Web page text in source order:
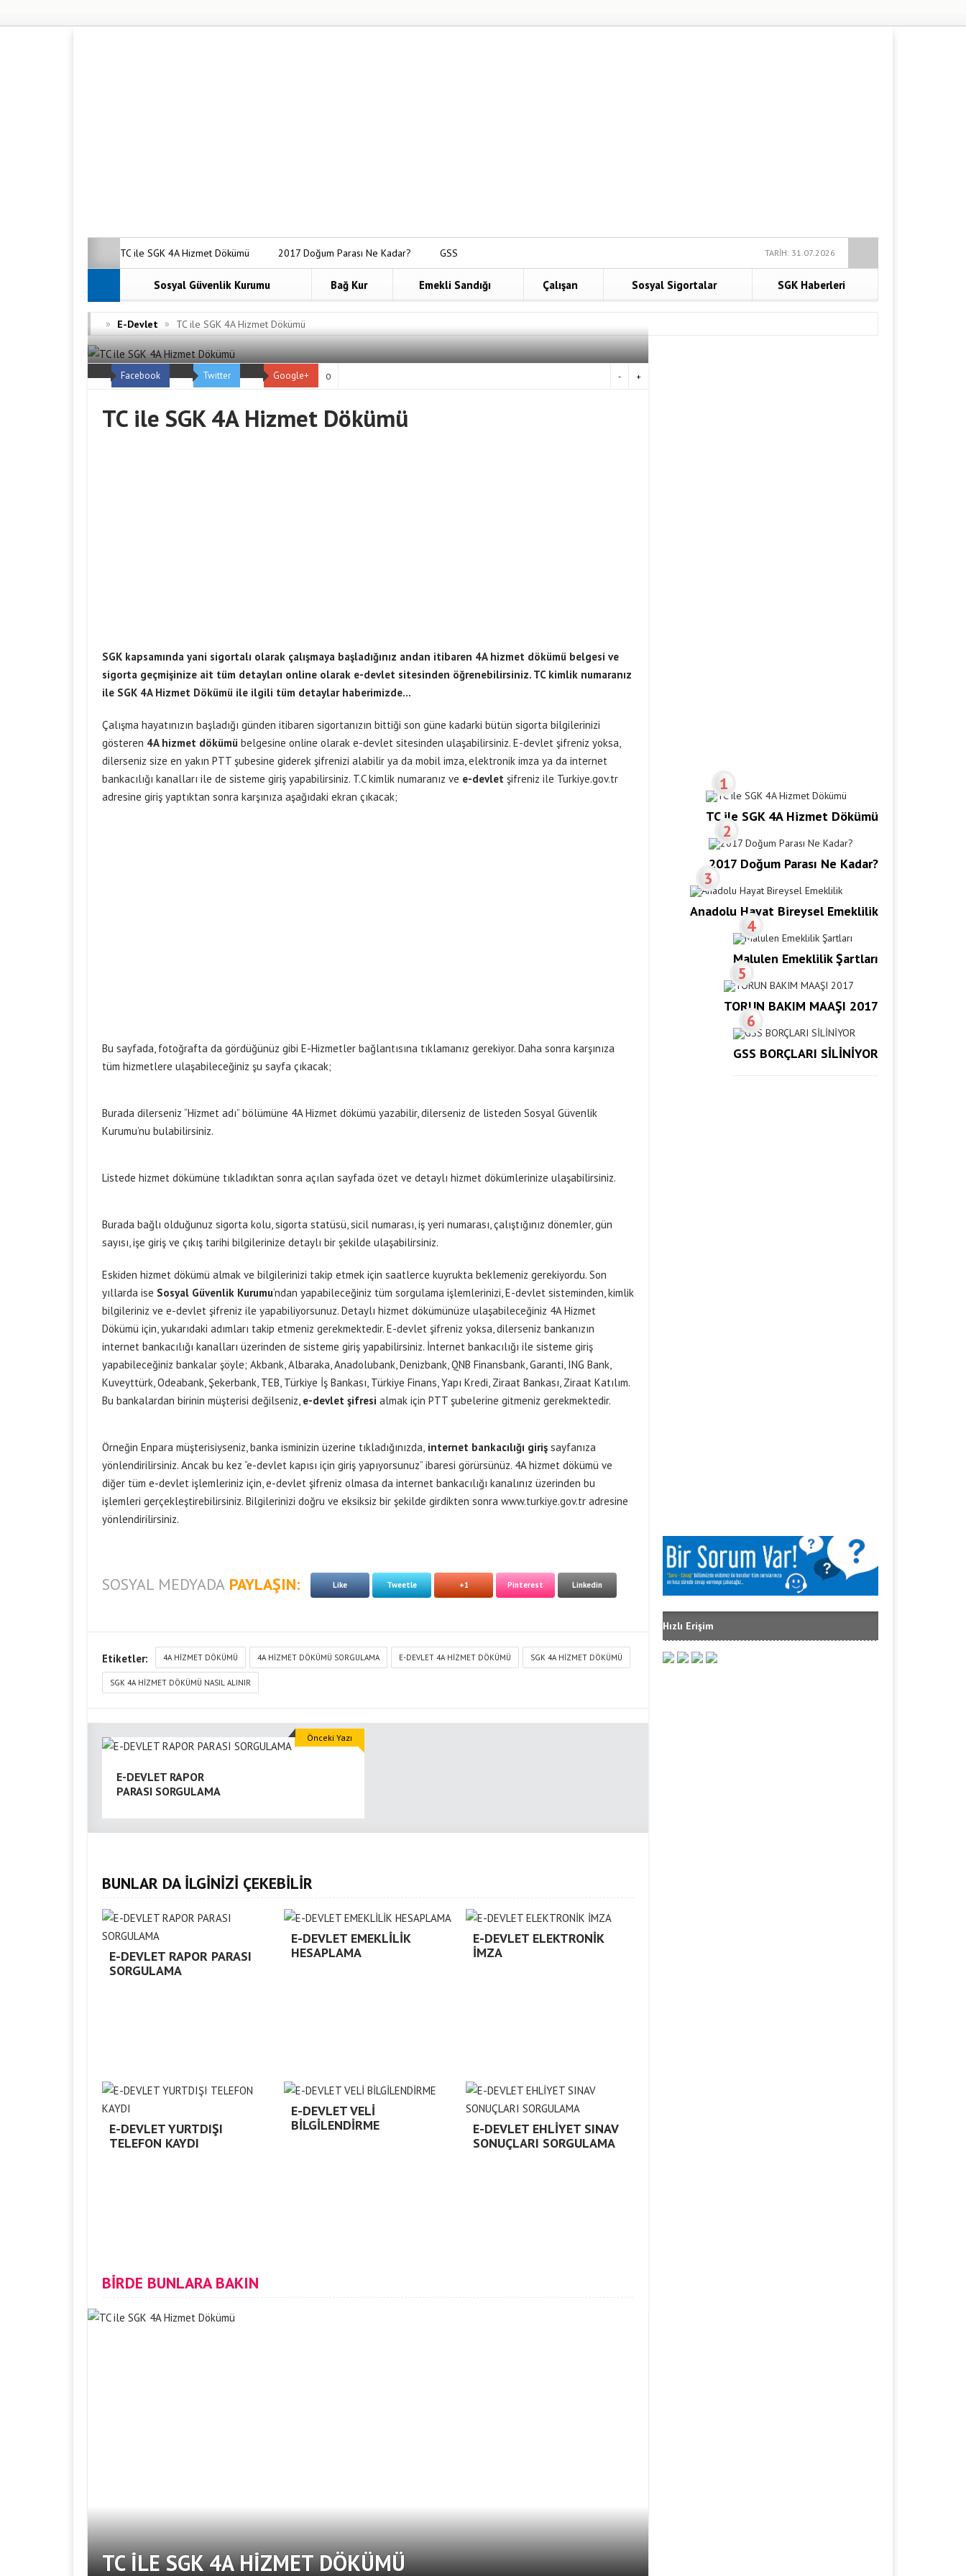
TC ile SGK 4A Hizmet Dökümü 2017 Doğum Parası Ne Kadar? GSS
Borç Sorgulama Nasıl Yapılır? Anadolu Hayat Bireysel Emeklilik
TARİH: 31.07.2026
Sosyal Güvenlik Kurumu Bağ Kur Emekli Sandığı Çalışan Sosyal Sigortalar SGK Haberleri
» E-Devlet » TC ile SGK 4A Hizmet Dökümü
Facebook Twitter Google+ 0 +
-
TC ile SGK 4A Hizmet Dökümü
SGK kapsamında yani sigortalı olarak çalışmaya başladığınız andan itibaren 4A hizmet dökümü belgesi ve
sigorta geçmişinize ait tüm detayları online olarak e-devlet sitesinden öğrenebilirsiniz. TC kimlik numaranız
ile SGK 4A Hizmet Dökümü ile ilgili tüm detaylar haberimizde…
Çalışma hayatınızın başladığı günden itibaren sigortanızın bittiği son güne kadarki bütün sigorta bilgilerinizi
gösteren 4A hizmet dökümü belgesine online olarak e-devlet sitesinden ulaşabilirsiniz. E-devlet şifreniz yoksa,
dilerseniz size en yakın PTT şubesine giderek şifrenizi alabilir ya da mobil imza, elektronik imza ya da internet
bankacılığı kanalları ile de sisteme giriş yapabilirsiniz. T.C kimlik numaranız ve e-devlet şifreniz ile Turkiye.gov.tr
adresine giriş yaptıktan sonra karşınıza aşağıdaki ekran çıkacak;
Bu sayfada, fotoğrafta da gördüğünüz gibi E-Hizmetler bağlantısına tıklamanız gerekiyor. Daha sonra karşınıza
tüm hizmetlere ulaşabileceğiniz şu sayfa çıkacak;
Burada dilerseniz “Hizmet adı” bölümüne 4A Hizmet dökümü yazabilir, dilerseniz de listeden Sosyal Güvenlik
Kurumu’nu bulabilirsiniz.
Listede hizmet dökümüne tıkladıktan sonra açılan sayfada özet ve detaylı hizmet dökümlerinize ulaşabilirsiniz.
Burada bağlı olduğunuz sigorta kolu, sigorta statüsü, sicil numarası, iş yeri numarası, çalıştığınız dönemler, gün
sayısı, işe giriş ve çıkış tarihi bilgilerinize detaylı bir şekilde ulaşabilirsiniz.
Eskiden hizmet dökümü almak ve bilgilerinizi takip etmek için saatlerce kuyrukta beklemeniz gerekiyordu. Son
yıllarda ise Sosyal Güvenlik Kurumu‘ndan yapabileceğiniz tüm sorgulama işlemlerinizi, E-devlet sisteminden, kimlik
bilgileriniz ve e-devlet şifreniz ile yapabiliyorsunuz. Detaylı hizmet dökümünüze ulaşabileceğiniz 4A Hizmet
Dökümü için, yukarıdaki adımları takip etmeniz gerekmektedir. E-devlet şifreniz yoksa, dilerseniz bankanızın
internet bankacılığı kanalları üzerinden de sisteme giriş yapabilirsiniz. İnternet bankacılığı ile sisteme giriş
yapabileceğiniz bankalar şöyle; Akbank, Albaraka, Anadolubank, Denizbank, QNB Finansbank, Garanti, ING Bank,
Kuveyttürk, Odeabank, Şekerbank, TEB, Türkiye İş Bankası, Türkiye Finans, Yapı Kredi, Ziraat Bankası, Ziraat Katılım.
Bu bankalardan birinin müşterisi değilseniz, e-devlet şifresi almak için PTT şubelerine gitmeniz gerekmektedir.
Örneğin Enpara müşterisiyseniz, banka isminizin üzerine tıkladığınızda, internet bankacılığı giriş sayfanıza
yönlendirilirsiniz. Ancak bu kez “e-devlet kapısı için giriş yapıyorsunuz” ibaresi görürsünüz. 4A hizmet dökümü ve
diğer tüm e-devlet işlemleriniz için, e-devlet şifreniz olmasa da internet bankacılığı kanalınız üzerinden bu
işlemleri gerçekleştirebilirsiniz. Bilgilerinizi doğru ve eksiksiz bir şekilde girdikten sonra www.turkiye.gov.tr adresine
yönlendirilirsiniz.
SOSYAL MEDYADA PAYLAŞIN: Like Tweetle +1 Pinterest Linkedin
Etiketler: 4A HIZMET DÖKÜMÜ 4A HIZMET DÖKÜMÜ SORGULAMA E-DEVLET 4A HIZMET DÖKÜMÜ SGK 4A HIZMET DÖKÜMÜ
SGK 4A HIZMET DÖKÜMÜ NASIL ALINIR
E-DEVLET RAPOR
PARASI SORGULAMA
Önceki Yazı
BUNLAR DA İLGİNİZİ ÇEKEBİLİR
E-DEVLET RAPOR PARASI
SORGULAMA
E-DEVLET EMEKLİLİK
HESAPLAMA
E-DEVLET ELEKTRONİK
İMZA
E-DEVLET YURTDIŞI
TELEFON KAYDI
E-DEVLET VELİ
BİLGİLENDİRME
E-DEVLET EHLİYET SINAV
SONUÇLARI SORGULAMA
BİRDE BUNLARA BAKIN
TC ILE SGK 4A HIZMET DÖKÜMÜ
1
TC ile SGK 4A Hizmet Dökümü
2
2017 Doğum Parası Ne Kadar?
3
Anadolu Hayat Bireysel Emeklilik
4
Malulen Emeklilik Şartları
5
TORUN BAKIM MAAŞI 2017
6
GSS BORÇLARI SİLİNİYOR
Hızlı Erişim